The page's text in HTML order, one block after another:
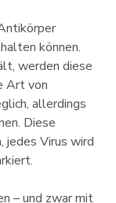
können.
werden diese
Art von
allerdings
Diese
jedes Virus wird
– und zwar mit